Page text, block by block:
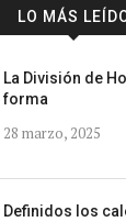
LO MÁS
La División de
forma
28 marzo, 2025
Definidos los